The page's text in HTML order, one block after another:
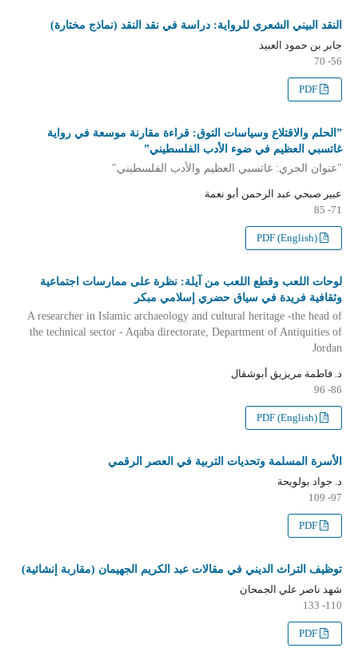
النقد البيني الشعري للرواية: دراسة في نقد النقد (نماذج مختارة)
جابر بن حمود العبيد
56- 70
PDF
”الحلم والاقتلاع وسياسات التوق: قراءة مقارنة موسعة في رواية
غاتسبي العظيم في ضوء الأدب الفلسطيني”
"عنوان الجري: غاتسبي العظيم والأدب الفلسطيني"
عبير صبحي عبد الرحمن أبو نعمة
71- 85
PDF (English)
لوحات اللعب وقطع اللعب من آيلة: نظرة على ممارسات اجتماعية
وثقافية فريدة في سياق حضري إسلامي مبكر
A researcher in Islamic archaeology and cultural heritage -the head of
the technical sector - Aqaba directorate, Department of Antiquities of
Jordan
د. فاطمة مريزيق أبوشقال
86- 96
PDF (English)
الأسرة المسلمة وتحديات التربية في العصر الرقمي
د. جواد بولويحة
97- 109
PDF
توظيف التراث الديني في مقالات عبد الكريم الجهيمان (مقاربة إنشائية)
شهد ناصر علي الجمحان
110- 133
PDF